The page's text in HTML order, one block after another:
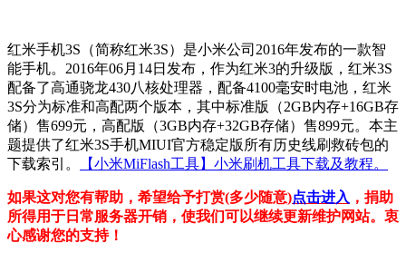
红米手机3S（简称红米3S）是小米公司2016年发布的一款智
能手机。2016年06月14日发布，作为红米3的升级版，红米3S
配备了高通骁龙430八核处理器，配备4100毫安时电池，红米
3S分为标准和高配两个版本，其中标准版（2GB内存+16GB存
储）售699元，高配版（3GB内存+32GB存储）售899元。本主
题提供了红米3S手机MIUI官方稳定版所有历史线刷救砖包的
下载索引。
【小米MiFlash工具】小米刷机工具下载及教程。
如果这对您有帮助，希望给予打赏(多少随意)点击进入 ，捐助
所得用于日常服务器开销，使我们可以继续更新维护网站。衷
心感谢您的支持！